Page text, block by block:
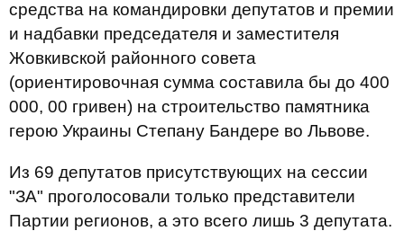
средства на командировки депутатов и премии
и надбавки председателя и заместителя
Жовкивской районного совета
(ориентировочная сумма составила бы до 400
000, 00 гривен) на строительство памятника
герою Украины Степану Бандере во Львове.
Из 69 депутатов присутствующих на сессии
"ЗА" проголосовали только представители
Партии регионов, а это всего лишь 3 депутата.